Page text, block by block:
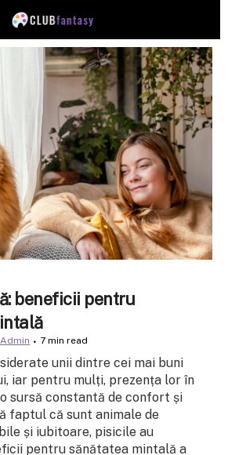
beneficii pentru
Admin 7 min read
unii dintre cei mai buni
iar pentru mulți, prezența lor în
sursă constantă de confort și
faptul că sunt animale de
și iubitoare, pisicile au
pentru sănătatea mintală a